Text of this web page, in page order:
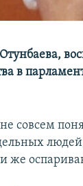
в
совсем
же